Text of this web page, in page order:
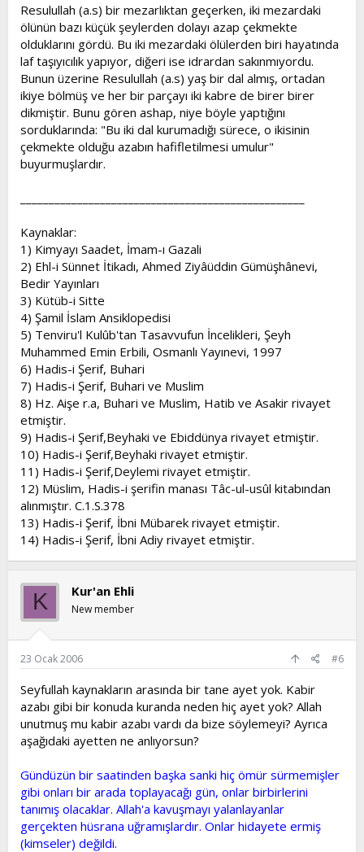
Resulullah (a.s) bir mezarlıktan geçerken, iki mezardaki
ölünün bazı küçük şeylerden dolayı azap çekmekte
olduklarını gördü. Bu iki mezardaki ölülerden biri hayatında
laf taşıyıcılık yapıyor, diğeri ise idrardan sakınmıyordu.
Bunun üzerine Resulullah (a.s) yaş bir dal almış, ortadan
ikiye bölmüş ve her bir parçayı iki kabre de birer birer
dikmiştir. Bunu gören ashap, niye böyle yaptığını
sorduklarında: "Bu iki dal kurumadığı sürece, o ikisinin
çekmekte olduğu azabın hafifletilmesi umulur"
buyurmuşlardır.
Kaynaklar:
1) Kimyayı Saadet, İmam-ı Gazali
2) Ehl-i Sünnet İtikadı, Ahmed Ziyâüddin Gümüşhânevi,
Bedir Yayınları
3) Kütüb-i Sitte
4) Şamil İslam Ansiklopedisi
5) Tenviru'l Kulûb'tan Tasavvufun İncelikleri, Şeyh
Muhammed Emin Erbili, Osmanlı Yayınevi, 1997
6) Hadis-i Şerif, Buhari
7) Hadis-i Şerif, Buhari ve Muslim
8) Hz. Aişe r.a, Buhari ve Muslim, Hatib ve Asakir rivayet
etmiştir.
9) Hadis-i Şerif,Beyhaki ve Ebiddünya rivayet etmiştir.
10) Hadis-i Şerif,Beyhaki rivayet etmiştir.
11) Hadis-i Şerif,Deylemi rivayet etmiştir.
12) Müslim, Hadis-i şerifin manası Tâc-ul-usûl kitabından
alınmıştır. C.1.S.378
13) Hadis-i Şerif, İbni Mübarek rivayet etmiştir.
14) Hadis-i Şerif, İbni Adiy rivayet etmiştir.
K Kur'an Ehli
New member
23 Ocak 2006 #6
Seyfullah kaynakların arasında bir tane ayet yok. Kabir
azabı gibi bir konuda kuranda neden hiç ayet yok? Allah
unutmuş mu kabir azabı vardı da bize söylemeyi? Ayrıca
aşağıdaki ayetten ne anlıyorsun?
Gündüzün bir saatinden başka sanki hiç ömür sürmemişler
gibi onları bir arada toplayacağı gün, onlar birbirlerini
tanımış olacaklar. Allah'a kavuşmayı yalanlayanlar
gerçekten hüsrana uğramışlardır. Onlar hidayete ermiş
(kimseler) değildi.